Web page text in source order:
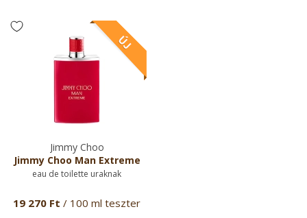
Jimmy Choo
Jimmy Choo Man Extreme
eau de toilette uraknak
19 270 Ft / 100 ml teszter